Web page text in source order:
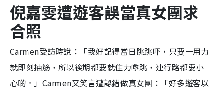
倪嘉雯遭遊客誤當真女團求
合照
Carmen受訪時說：「我好記得當日跳跳吓，只要一用力
就即刻抽筋，所以後期都要就住力嚟跳，連行路都要小
心啲。」Carmen又笑言遭認錯做真女團：「好多遊客以